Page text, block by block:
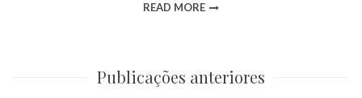
READ MORE
Publicações anteriores